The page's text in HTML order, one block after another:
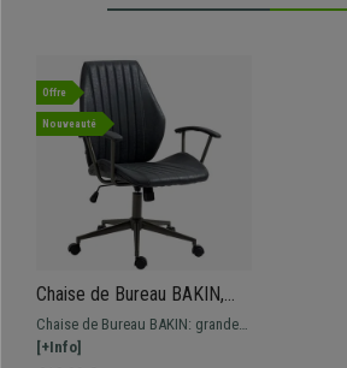
Offre
Nouveauté
Chaise de Bureau BAKIN,
Confort et Élegance, en Cuir,
Noir
Chaise de Bureau BAKIN: grande
qualité et confort. Design exclusif
[+Info]